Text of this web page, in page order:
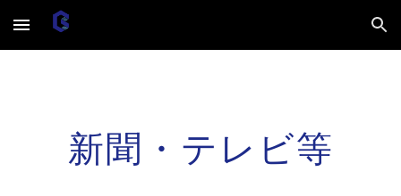
Skip to main content Skip to navigation
新聞・テレビ等